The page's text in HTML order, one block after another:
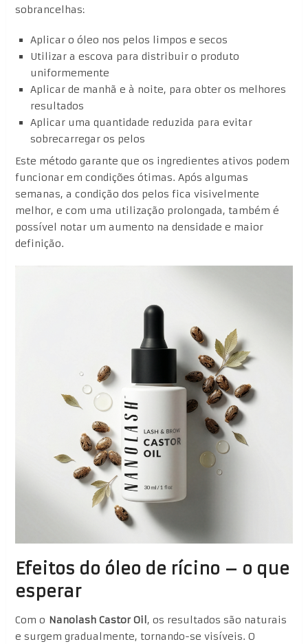
sobrancelhas:
Aplicar o óleo nos pelos limpos e secos
Utilizar a escova para distribuir o produto
uniformemente
Aplicar de manhã e à noite, para obter os melhores
resultados
Aplicar uma quantidade reduzida para evitar
sobrecarregar os pelos
Este método garante que os ingredientes ativos podem
funcionar em condições ótimas. Após algumas
semanas, a condição dos pelos fica visivelmente
melhor, e com uma utilização prolongada, também é
possível notar um aumento na densidade e maior
definição.
Efeitos do óleo de rícino – o que
esperar
Com o Nanolash Castor Oil, os resultados são naturais
e surgem gradualmente, tornando-se visíveis. O